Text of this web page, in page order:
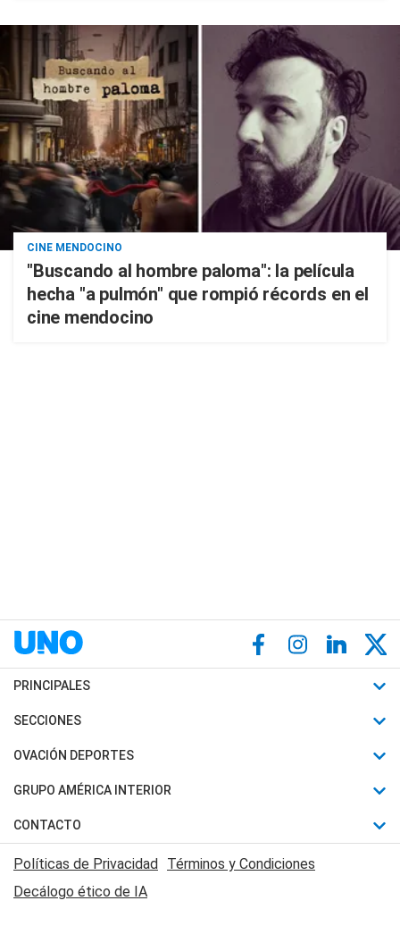
CINE MENDOCINO
"Buscando al hombre paloma": la película
hecha "a pulmón" que rompió récords en el
cine mendocino
PRINCIPALES
Últimas Noticias
Política
Judiciales
Economia
SECCIONES
Horóscopo
Motores
Trucos caseros
Series y Películas
Edictos y Solicitadas
OVACIÓN DEPORTES
Fútbol
Mundial
Automovilismo
Rugby
GRUPO AMÉRICA INTERIOR
Canal 7 en Vivo
CONTACTO
Acerca de Nosotros
Contactanos
Políticas de Privacidad Términos y Condiciones
Decálogo ético de IA